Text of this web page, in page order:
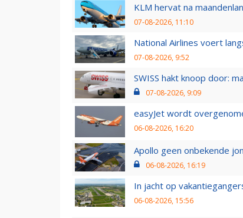
KLM hervat na
07-08-2026, 11:10
National Airlines voert
07-08-2026, 9:52
SWISS hakt knoop door:
07-08-2026, 9:09
easyJet wordt
06-08-2026, 16:20
Apollo geen onbekende
06-08-2026, 16:19
In jacht op
06-08-2026, 15:56